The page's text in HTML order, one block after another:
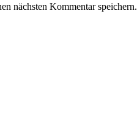
nächsten Kommentar speichern.